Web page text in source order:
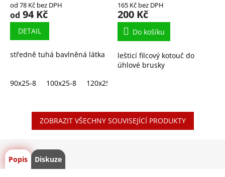
od 78 Kč bez DPH
od 94 Kč
DETAIL
středně tuhá bavlněná látka
90x25-8 100x25-8 120x25-8
165 Kč bez DPH
200 Kč
Do košíku
lešticí filcový kotouč do
úhlové brusky
ZOBRAZIT VŠECHNY SOUVISEJÍCÍ PRODUKTY
Popis Diskuze